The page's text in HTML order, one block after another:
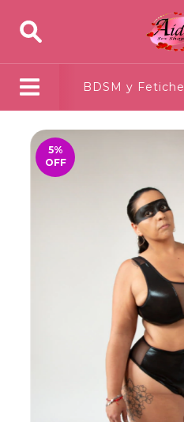
BDSM y Fetiche
5%
OFF